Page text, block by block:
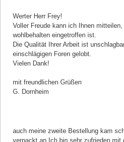
Werter Herr Frey!
Voller Freude kann ich Ihnen
wohlbehalten eingetroffen ist.
Die Qualität Ihrer Arbeit ist
einschlägigen Foren gelobt.
Vielen Dank!
mit freundlichen Grüßen
G. Dornheim
auch meine zweite Bestellung kam
verpackt an.Ich bin sehr zufrieden mit